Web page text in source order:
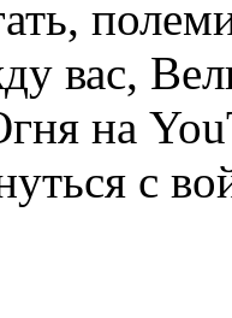
вас,
на
с